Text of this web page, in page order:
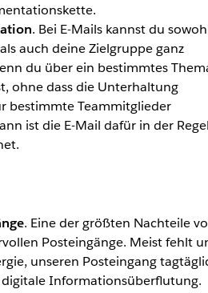
. Bei E-Mails kannst du
auch deine Zielgruppe ganz
du über ein bestimmtes
ohne dass die Unterhaltung
bestimmte Teammitglieder
ist die E-Mail dafür in der Regel
. Eine der größten Nachteile
Posteingänge. Meist fehlt
unseren Posteingang
digitale Informationsüberflutung.